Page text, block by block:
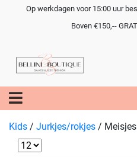
Op werkdagen voor 15:00 uur
Boven €150,--
Kids / Jurkjes/rokjes / Meisjes